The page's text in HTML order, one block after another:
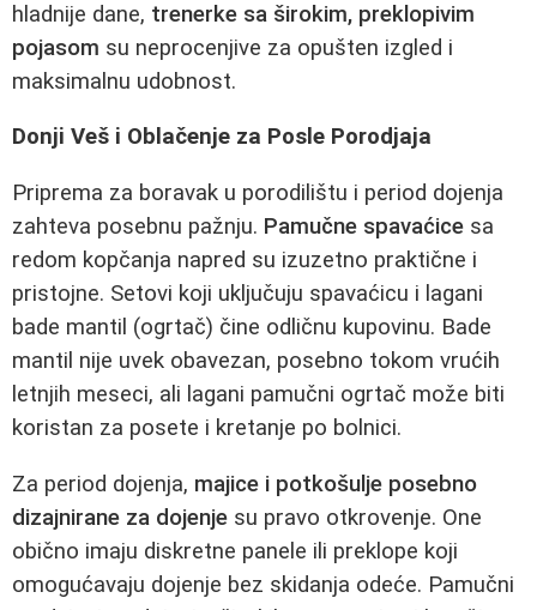
hladnije dane, trenerke sa širokim, preklopivim
pojasom su neprocenjive za opušten izgled i
maksimalnu udobnost.
Donji Veš i Oblačenje za Posle Porodjaja
Priprema za boravak u porodilištu i period dojenja
zahteva posebnu pažnju. Pamučne spavaćice sa
redom kopčanja napred su izuzetno praktične i
pristojne. Setovi koji uključuju spavaćicu i lagani
bade mantil (ogrtač) čine odličnu kupovinu. Bade
mantil nije uvek obavezan, posebno tokom vrućih
letnjih meseci, ali lagani pamučni ogrtač može biti
koristan za posete i kretanje po bolnici.
Za period dojenja, majice i potkošulje posebno
dizajnirane za dojenje su pravo otkrovenje. One
obično imaju diskretne panele ili preklope koji
omogućavaju dojenje bez skidanja odeće. Pamučni